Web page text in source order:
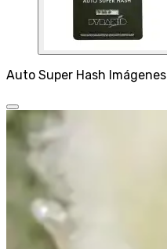
Auto Super Hash Imágenes